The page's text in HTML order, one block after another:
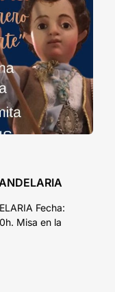
Fecha:
Misa en la